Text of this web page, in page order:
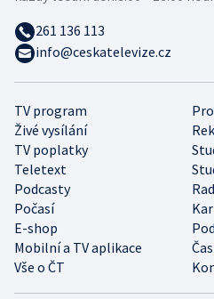
TV program
Živé vysílání
TV poplatky
Teletext
Podcasty
Počasí
E-shop
Mobilní a TV aplikace
Vše o ČT
261 136 113
info@ceskatelevize.cz